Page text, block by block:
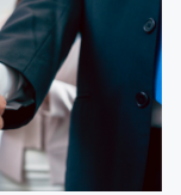
com
celular